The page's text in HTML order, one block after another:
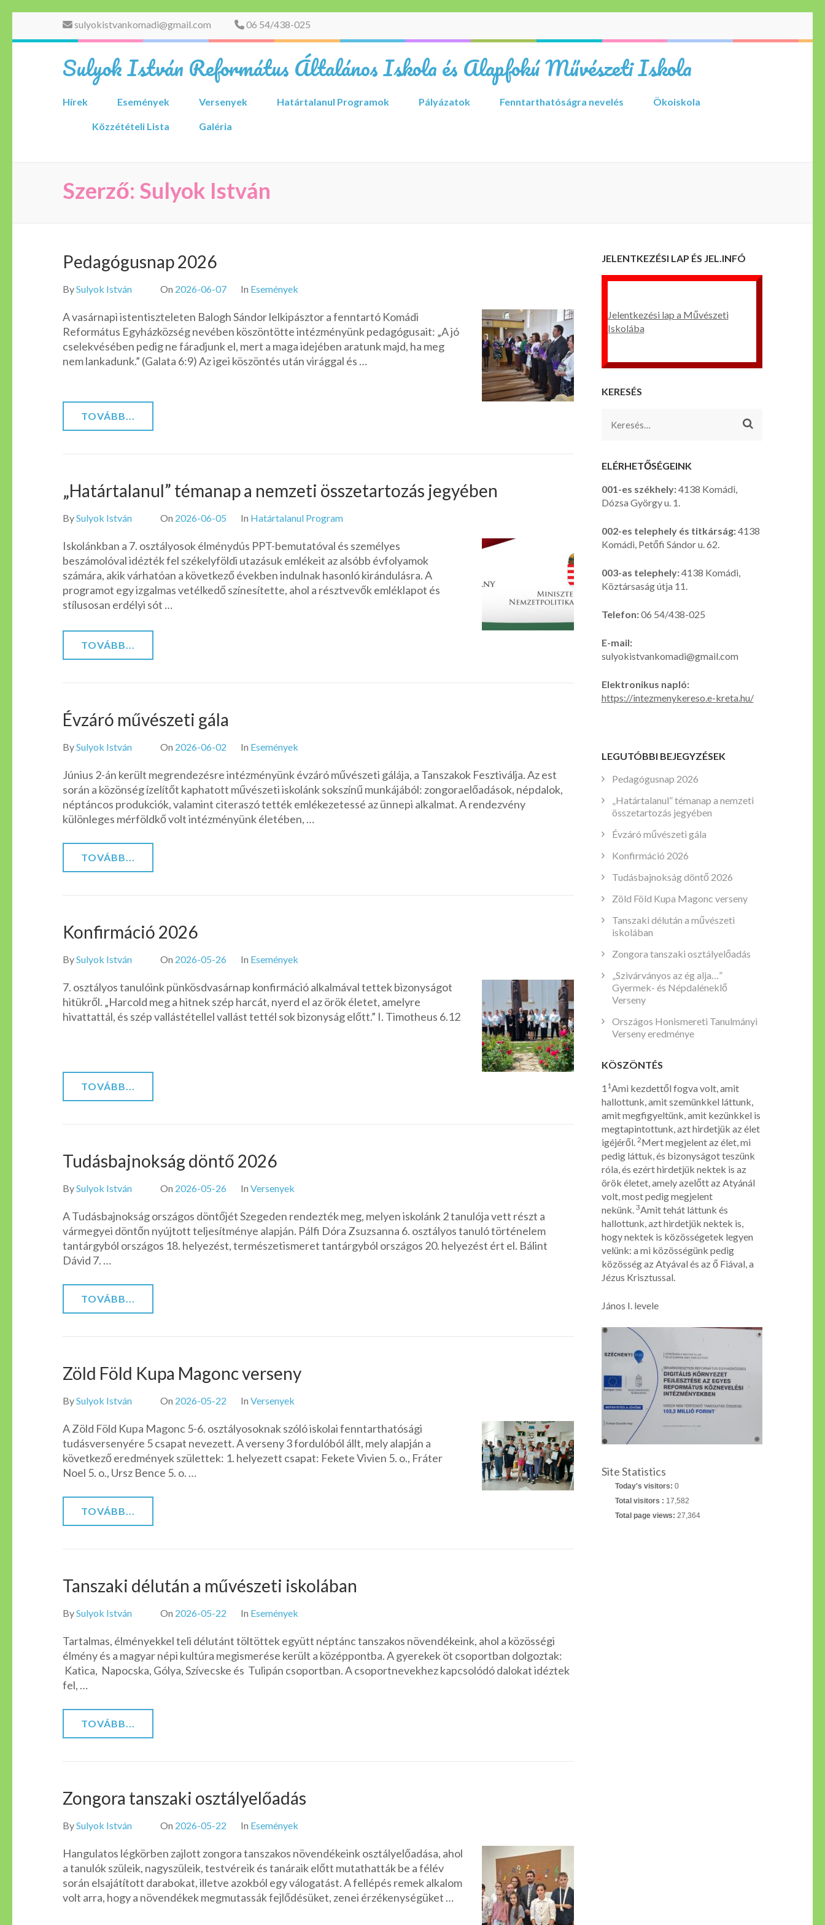
sulyokistvankomadi@gmail.com 06 54/438-025
Sulyok István Református Általános Iskola és Alapfokú Művészeti Iskola
Hírek Események Versenyek Határtalanul Programok Pályázatok Fenntarthatóságra nevelés Ökoiskola
Közzétételi Lista Galéria
Szerző: Sulyok István
Pedagógusnap 2026
BySulyok István On 2026-06-07 In Események
A vasárnapi istentiszteleten Balogh Sándor lelkipásztor a fenntartó Komádi
Református Egyházközség nevében köszöntötte intézményünk pedagógusait: „A jó
cselekvésében pedig ne fáradjunk el, mert a maga idejében aratunk majd, ha meg
nem lankadunk.” (Galata 6:9) Az igei köszöntés után virággal és …
TOVÁBB...
„Határtalanul” témanap a nemzeti összetartozás jegyében
BySulyok István On 2026-06-05 In Határtalanul Program
Iskolánkban a 7. osztályosok élménydús PPT-bemutatóval és személyes
beszámolóval idézték fel székelyföldi utazásuk emlékeit az alsóbb évfolyamok
számára, akik várhatóan a következő években indulnak hasonló kirándulásra. A
programot egy izgalmas vetélkedő színesítette, ahol a résztvevők emléklapot és
stílusosan erdélyi sót …
TOVÁBB...
Évzáró művészeti gála
BySulyok István On 2026-06-02 In Események
Június 2-án került megrendezésre intézményünk évzáró művészeti gálája, a Tanszakok Fesztiválja. Az est
során a közönség ízelítőt kaphatott művészeti iskolánk sokszínű munkájából: zongoraelőadások, népdalok,
néptáncos produkciók, valamint citeraszó tették emlékezetessé az ünnepi alkalmat. A rendezvény
különleges mérföldkő volt intézményünk életében, …
TOVÁBB...
Konfirmáció 2026
BySulyok István On 2026-05-26 In Események
7. osztályos tanulóink pünkösdvasárnap konfirmáció alkalmával tettek bizonyságot
hitükről. „Harcold meg a hitnek szép harcát, nyerd el az örök életet, amelyre
hivattattál, és szép vallástétellel vallást tettél sok bizonyság előtt.” I. Timotheus 6.12
TOVÁBB...
Tudásbajnokság döntő 2026
BySulyok István On 2026-05-26 In Versenyek
A Tudásbajnokság országos döntőjét Szegeden rendezték meg, melyen iskolánk 2 tanulója vett részt a
vármegyei döntőn nyújtott teljesítménye alapján. Pálfi Dóra Zsuzsanna 6. osztályos tanuló történelem
tantárgyból országos 18. helyezést, természetismeret tantárgyból országos 20. helyezést ért el. Bálint
Dávid 7. …
TOVÁBB...
Zöld Föld Kupa Magonc verseny
BySulyok István On 2026-05-22 In Versenyek
A Zöld Föld Kupa Magonc 5-6. osztályosoknak szóló iskolai fenntarthatósági
tudásversenyére 5 csapat nevezett. A verseny 3 fordulóból állt, mely alapján a
következő eredmények születtek: 1. helyezett csapat: Fekete Vivien 5. o., Fráter
Noel 5. o., Ursz Bence 5. o. …
TOVÁBB...
Tanszaki délután a művészeti iskolában
BySulyok István On 2026-05-22 In Események
Tartalmas, élményekkel teli délutánt töltöttek együtt néptánc tanszakos növendékeink, ahol a közösségi
élmény és a magyar népi kultúra megismerése került a középpontba. A gyerekek öt csoportban dolgoztak:
Katica, Napocska, Gólya, Szívecske és Tulipán csoportban. A csoportnevekhez kapcsolódó dalokat idéztek
fel, …
TOVÁBB...
Zongora tanszaki osztályelőadás
BySulyok István On 2026-05-22 In Események
Hangulatos légkörben zajlott zongora tanszakos növendékeink osztályelőadása, ahol
a tanulók szüleik, nagyszüleik, testvéreik és tanáraik előtt mutathatták be a félév
során elsajátított darabokat, illetve azokból egy válogatást. A fellépés remek alkalom
volt arra, hogy a növendékek megmutassák fejlődésüket, zenei érzékenységüket …
JELENTKEZÉSI LAP ÉS JEL.INFÓ
Jelentkezési lap a Művészeti
Iskolába
KERESÉS
Keresés:
ELÉRHETŐSÉGEINK
001-es székhely:4138 Komádi,
Dózsa György u. 1.
002-es telephely és titkárság:4138
Komádi, Petőfi Sándor u. 62.
003-as telephely:4138 Komádi,
Köztársaság útja 11.
Telefon:06 54/438-025
E-mail:
sulyokistvankomadi@gmail.com
Elektronikus napló:
https://intezmenykereso.e-kreta.hu/
LEGUTÓBBI BEJEGYZÉSEK
Pedagógusnap 2026
„Határtalanul” témanap a nemzeti
összetartozás jegyében
Évzáró művészeti gála
Konfirmáció 2026
Tudásbajnokság döntő 2026
Zöld Föld Kupa Magonc verseny
Tanszaki délután a művészeti
iskolában
Zongora tanszaki osztályelőadás
„Szivárványos az ég alja…”
Gyermek- és Népdaléneklő
Verseny
Országos Honismereti Tanulmányi
Verseny eredménye
KÖSZÖNTÉS
1 1Ami kezdettől fogva volt, amit
hallottunk, amit szemünkkel láttunk,
amit megfigyeltünk, amit kezünkkel is
megtapintottunk, azt hirdetjük az élet
igéjéről. 2Mert megjelent az élet, mi
pedig láttuk, és bizonyságot teszünk
róla, és ezért hirdetjük nektek is az
örök életet, amely azelőtt az Atyánál
volt, most pedig megjelent
nekünk. 3Amit tehát láttunk és
hallottunk, azt hirdetjük nektek is,
hogy nektek is közösségetek legyen
velünk: a mi közösségünk pedig
közösség az Atyával és az ő Fiával, a
Jézus Krisztussal.
János I. levele
Site Statistics
Today's visitors: 0
Total visitors : 17,582
Total page views: 27,364